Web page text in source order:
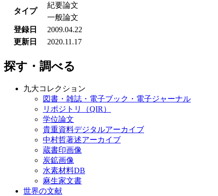
タイプ
紀要論文
一般論文
登録日
2009.04.22
更新日
2020.11.17
探す・調べる
九大コレクション
図書・雑誌・電子ブック・電子ジャーナル
リポジトリ（QIR）
学位論文
貴重資料デジタルアーカイブ
中村哲著述アーカイブ
蔵書印画像
炭鉱画像
水素材料DB
麻生家文書
世界の文献